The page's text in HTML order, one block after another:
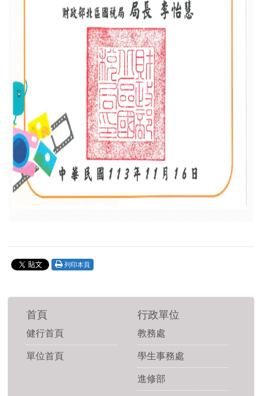
列印本頁
首頁
健行首頁
單位首頁
行政單位
教務處
學生事務處
進修部